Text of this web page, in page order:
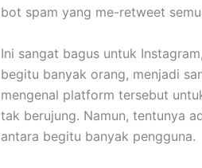
bot spam yang me-retweet
Ini sangat bagus untuk
begitu banyak orang, menjadi
mengenal platform tersebut
tak berujung. Namun, tentunya
antara begitu banyak pengguna.